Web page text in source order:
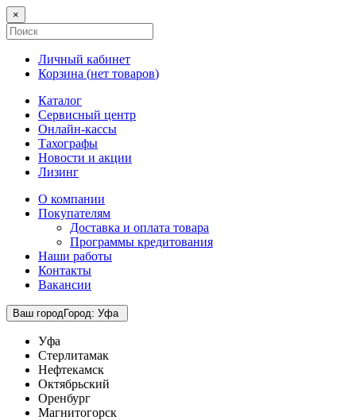
×
Личный кабинет
Корзина (нет товаров)
Каталог
Сервисный центр
Онлайн-кассы
Тахографы
Новости и акции
Лизинг
О компании
Покупателям
Доставка и оплата товара
Программы кредитования
Наши работы
Контакты
Вакансии
Ваш городГород: Уфа
Уфа
Стерлитамак
Нефтекамск
Октябрьский
Оренбург
Магнитогорск